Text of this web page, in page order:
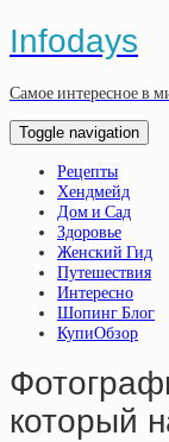
Infodays
Самое интересное в
Toggle navigation
Рецепты
Хендмейд
Дом и Сад
Здоровье
Женский Гид
Путешествия
Интересно
Шопинг Блог
КупиОбзор
который